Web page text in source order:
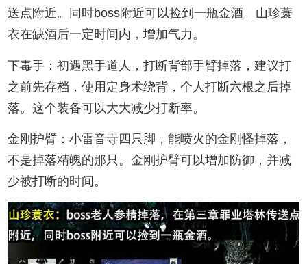
送点附近。同时boss附近可以捡到一瓶金酒。山珍蓑
衣在缺酒后一定时间内，增加气力。
下毒手：初遇黑手道人，打断背部手臂掉落，建议打
之前先存档，使用定身术绕背，个人打断六根之后掉
落。这个装备可以大大减少打断率。
金刚护臂：小雷音寺四只脚，能喷火的金刚怪掉落，
不是掉落精魄的那只。金刚护臂可以增加防御，并减
少被打断的时间。